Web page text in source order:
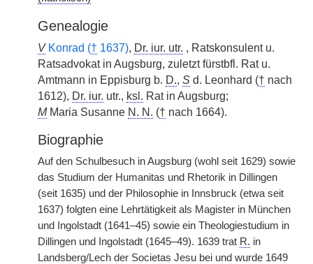
Genealogie
V Konrad († 1637), Dr. iur. utr. , Ratskonsulent u.
Ratsadvokat in Augsburg, zuletzt fürstbfl. Rat u.
Amtmann in Eppisburg b. D., S d. Leonhard († nach
1612), Dr. iur. utr., ksl. Rat in Augsburg;
MMaria Susanne N. N. († nach 1664).
Biographie
Auf den Schulbesuch in Augsburg (wohl seit 1629) sowie
das Studium der Humanitas und Rhetorik in Dillingen
(seit 1635) und der Philosophie in Innsbruck (etwa seit
1637) folgten eine Lehrtätigkeit als Magister in München
und Ingolstadt (1641–45) sowie ein Theologiestudium in
Dillingen und Ingolstadt (1645–49). 1639 trat R. in
Landsberg/Lech der Societas Jesu bei und wurde 1649